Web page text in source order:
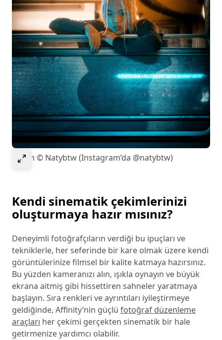
Select to expand image
Resim © Natybtw (Instagram’da @natybtw)
Kendi sinematik çekimlerinizi
oluşturmaya hazır mısınız?
Deneyimli fotoğrafçıların verdiği bu ipuçları ve
tekniklerle, her seferinde bir kare olmak üzere kendi
görüntülerinize filmsel bir kalite katmaya hazırsınız.
Bu yüzden kameranızı alın, ışıkla oynayın ve büyük
ekrana aitmiş gibi hissettiren sahneler yaratmaya
başlayın. Sıra renkleri ve ayrıntıları iyileştirmeye
geldiğinde, Affinity’nin güçlü fotoğraf düzenleme
araçları her çekimi gerçekten sinematik bir hale
getirmenize yardımcı olabilir.